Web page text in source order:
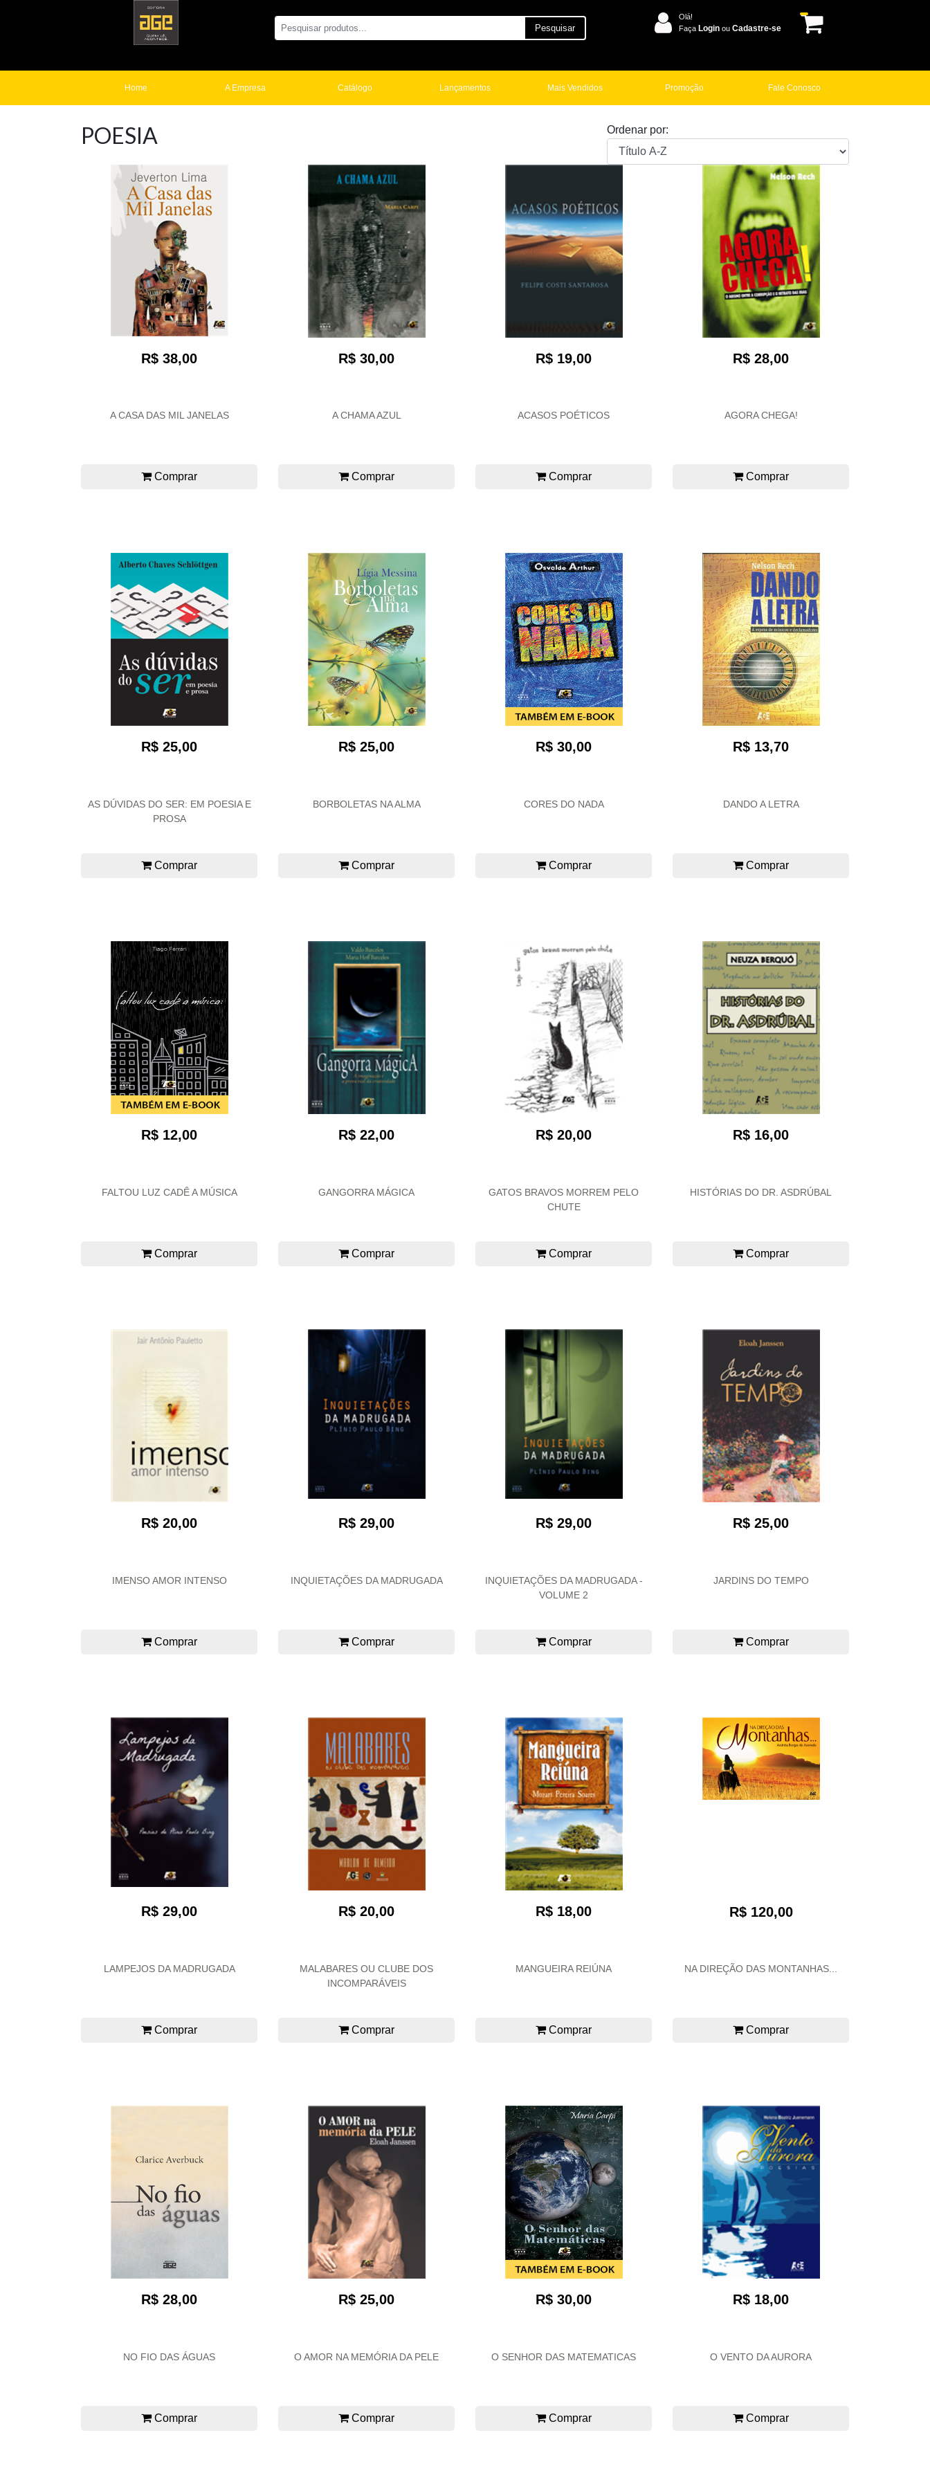
Pesquisar
Olá!
Faça Login ou Cadastre-se
Home A Empresa Catálogo Lançamentos Mais Vendidos Promoção Fale Conosco
POESIA Ordenar por:
R$ 38,00
A CASA DAS MIL JANELAS
Comprar
R$ 30,00
A CHAMA AZUL
Comprar
R$ 19,00
ACASOS POÉTICOS
Comprar
R$ 28,00
AGORA CHEGA!
Comprar
R$ 25,00
AS DÚVIDAS DO SER: EM POESIA E
PROSA
Comprar
R$ 25,00
BORBOLETAS NA ALMA
Comprar
R$ 30,00
CORES DO NADA
Comprar
R$ 13,70
DANDO A LETRA
Comprar
R$ 12,00
FALTOU LUZ CADÊ A MÚSICA
Comprar
R$ 22,00
GANGORRA MÁGICA
Comprar
R$ 20,00
GATOS BRAVOS MORREM PELO
CHUTE
Comprar
R$ 16,00
HISTÓRIAS DO DR. ASDRÚBAL
Comprar
R$ 20,00
IMENSO AMOR INTENSO
Comprar
R$ 29,00
INQUIETAÇÕES DA MADRUGADA
Comprar
R$ 29,00
INQUIETAÇÕES DA MADRUGADA -
VOLUME 2
Comprar
R$ 25,00
JARDINS DO TEMPO
Comprar
R$ 29,00
LAMPEJOS DA MADRUGADA
Comprar
R$ 20,00
MALABARES OU CLUBE DOS
INCOMPARÁVEIS
Comprar
R$ 18,00
MANGUEIRA REIÚNA
Comprar
R$ 120,00
NA DIREÇÃO DAS MONTANHAS...
Comprar
R$ 28,00
NO FIO DAS ÁGUAS
Comprar
R$ 25,00
O AMOR NA MEMÓRIA DA PELE
Comprar
R$ 30,00
O SENHOR DAS MATEMATICAS
Comprar
R$ 18,00
O VENTO DA AURORA
Comprar